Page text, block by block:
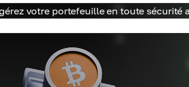
votre portefeuille en toute sécurité